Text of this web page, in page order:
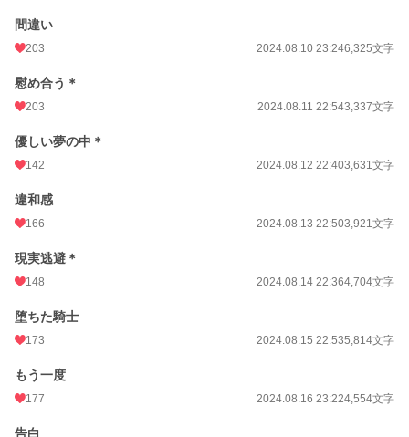
間違い
203 2024.08.10 23:246,325文字
慰め合う＊
203 2024.08.11 22:543,337文字
優しい夢の中＊
142 2024.08.12 22:403,631文字
違和感
166 2024.08.13 22:503,921文字
現実逃避＊
148 2024.08.14 22:364,704文字
堕ちた騎士
173 2024.08.15 22:535,814文字
もう一度
177 2024.08.16 23:224,554文字
告白